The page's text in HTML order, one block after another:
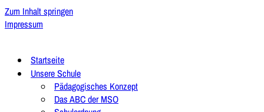
Zum Inhalt springen
Impressum
Startseite
Unsere Schule
Pädagogisches Konzept
Das ABC der MSO